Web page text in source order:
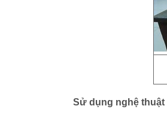
Sử dụng nghệ